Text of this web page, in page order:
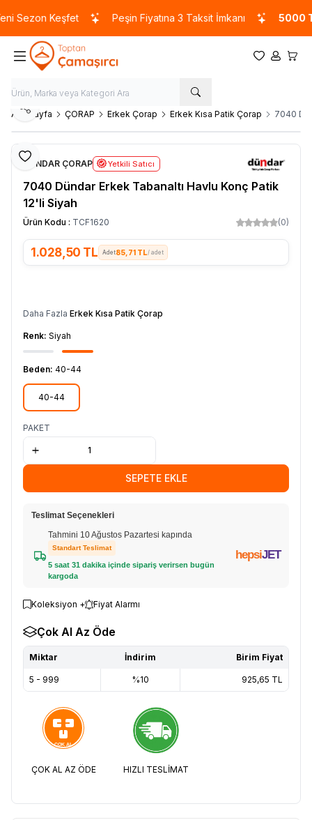
Sezon Keşfet Peşin Fiyatına 3 Taksit İmkanı 5000 TL
Favorilerim
Hesabım
Ana Sayfa ÇORAP Erkek Çorap Erkek Kısa Patik Çorap 7040
Favoriye Ekle
Paylaş
DÜNDAR ÇORAP Yetkili Satıcı
7040 Dündar Erkek Tabanaltı Havlu Konç Patik
12'li Siyah
Ürün Kodu : TCF1620 (0)
1.028,50 TL 85,71 TL/ adet
Daha Fazla Erkek Kısa Patik Çorap
Renk: Siyah
Beden: 40-44
40-44
PAKET
SEPETE EKLE
Teslimat Seçenekleri
Tahmini 10 Ağustos Pazartesi kapında
Standart Teslimat
5 saat 31 dakika içinde sipariş verirsen bugün
kargoda
hepsiJET
Koleksiyon + Fiyat Alarmı
Çok Al Az Öde
Miktar İndirim Birim Fiyat
5 - 999 %10 925,65 TL
ÇOK AL AZ ÖDE HIZLI TESLİMAT